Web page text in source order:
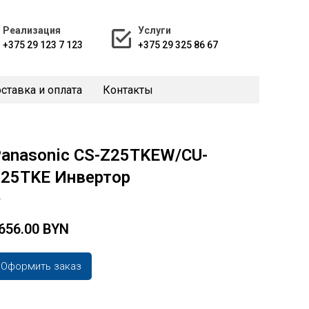
Реализация
+375 29 123 7 123
Услуги
+375 29 325 86 67
и оплата Контакты
CS-Z25TKEW/CU-
Инвертор
BYN
Оформить заказ